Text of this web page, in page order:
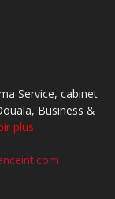
Service, cabinet
Business &
plus